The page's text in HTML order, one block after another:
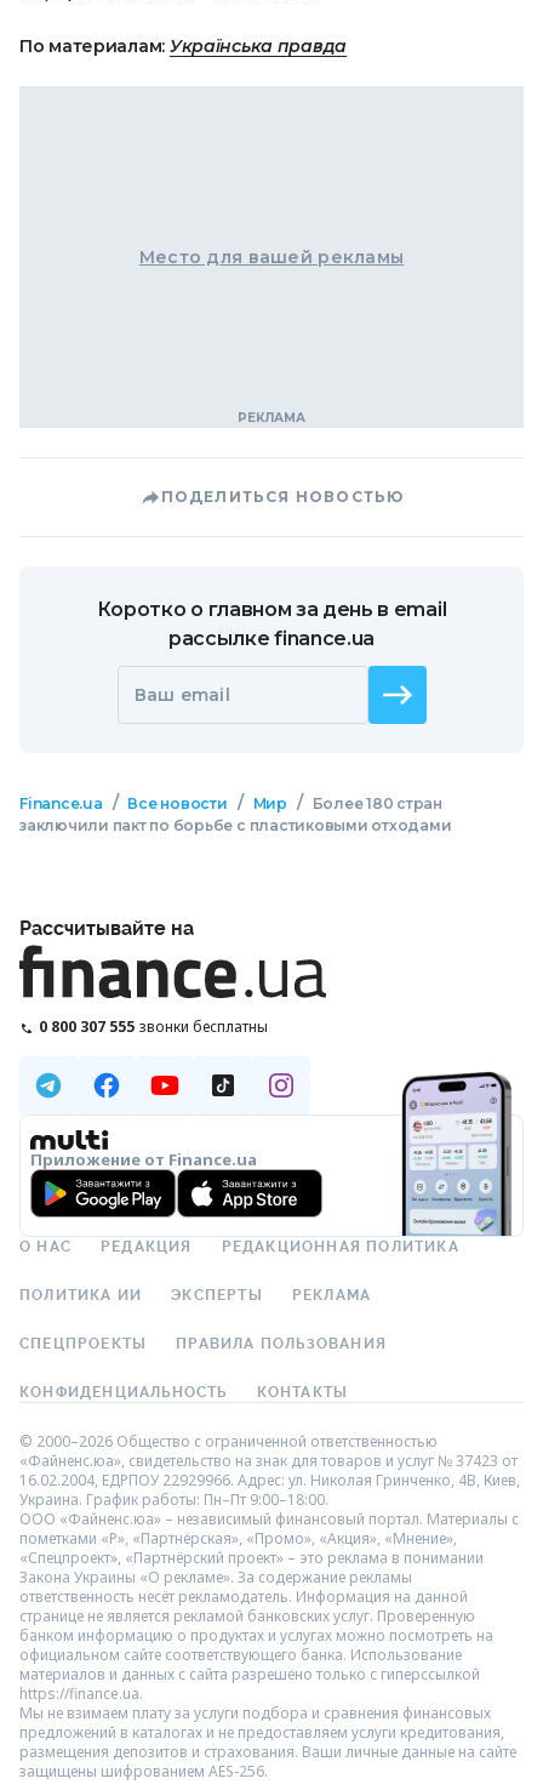
По материалам: Українська правда
Место для вашей рекламы
ПОДЕЛИТЬСЯ НОВОСТЬЮ
Коротко о главном за день в email
рассылке finance.ua
Ваш email
Finance.ua / Все новости / Мир /
Более 180 стран
заключили пакт по борьбе с пластиковыми отходами
Рассчитывайте на
0 800 307 555 звонки бесплатны
Приложение от Finance.ua
О НАС РЕДАКЦИЯ РЕДАКЦИОННАЯ ПОЛИТИКА
ПОЛИТИКА ИИ ЭКСПЕРТЫ РЕКЛАМА
СПЕЦПРОЕКТЫ ПРАВИЛА ПОЛЬЗОВАНИЯ
КОНФИДЕНЦИАЛЬНОСТЬ КОНТАКТЫ
© 2000–2026 Общество с ограниченной ответственностью
«Файненс.юа», свидетельство на знак для товаров и услуг № 37423 от
16.02.2004, ЕДРПОУ 22929966. Адрес: ул. Николая Гринченко, 4В, Киев,
Украина. График работы: Пн–Пт 9:00–18:00.
ООО «Файненс.юа» – независимый финансовый портал. Материалы с
пометками «Р», «Партнёрская», «Промо», «Акция», «Мнение»,
«Спецпроект», «Партнёрский проект» – это реклама в понимании
Закона Украины «О рекламе». За содержание рекламы
ответственность несёт рекламодатель. Информация на данной
странице не является рекламой банковских услуг. Проверенную
банком информацию о продуктах и услугах можно посмотреть на
официальном сайте соответствующего банка. Использование
материалов и данных с сайта разрешено только с гиперссылкой
https://finance.ua.
Мы не взимаем плату за услуги подбора и сравнения финансовых
предложений в каталогах и не предоставляем услуги кредитования,
размещения депозитов и страхования. Ваши личные данные на сайте
защищены шифрованием AES-256.